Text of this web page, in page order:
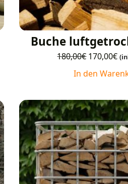
Buche
180,00€ 170,00€
In den